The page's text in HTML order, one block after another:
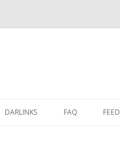
DARLINKS FAQ FEED